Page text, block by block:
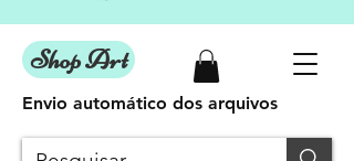
Shop Art
Envio automático dos arquivos